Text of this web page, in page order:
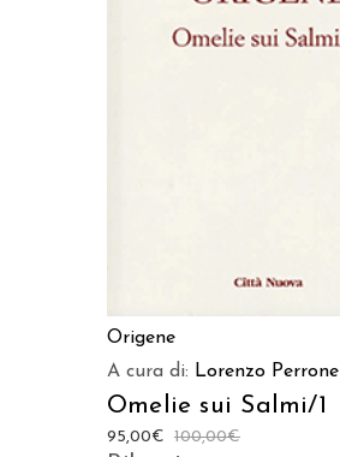
Origene
A cura di: Lorenzo Perrone
Omelie sui Salmi/1
100,00€
95,00€